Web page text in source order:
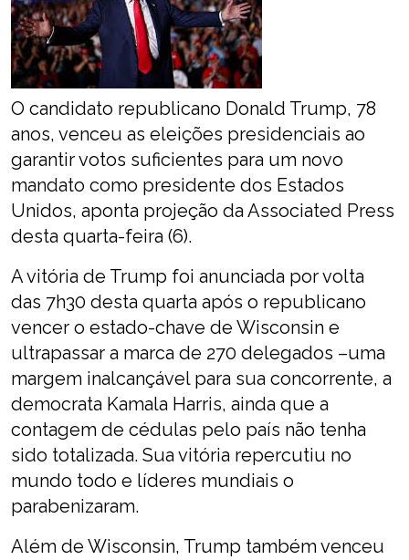
O candidato republicano Donald Trump, 78
anos, venceu as eleições presidenciais ao
garantir votos suficientes para um novo
mandato como presidente dos Estados
Unidos, aponta projeção da Associated Press
desta quarta-feira (6).
A vitória de Trump foi anunciada por volta
das 7h30 desta quarta após o republicano
vencer o estado-chave de Wisconsin e
ultrapassar a marca de 270 delegados –uma
margem inalcançável para sua concorrente, a
democrata Kamala Harris, ainda que a
contagem de cédulas pelo país não tenha
sido totalizada. Sua vitória repercutiu no
mundo todo e líderes mundiais o
parabenizaram.
Além de Wisconsin, Trump também venceu